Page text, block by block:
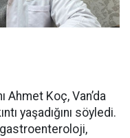
Ahmet Koç, Van’da
yaşadığını söyledi.